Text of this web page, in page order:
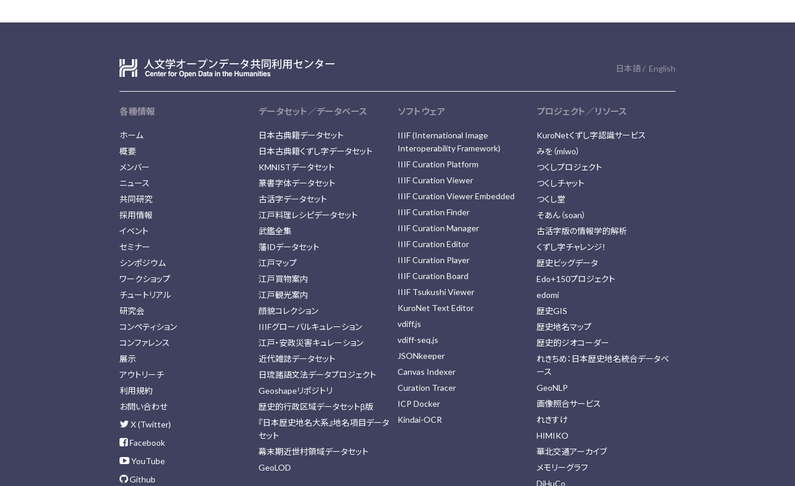
日本語 English
各種情報
ホーム
概要
メンバー
ニュース
共同研究
採用情報
イベント
セミナー
シンポジウム
ワークショップ
チュートリアル
研究会
コンペティション
コンファレンス
展示
アウトリーチ
利用規約
お問い合わせ
X (Twitter)
Facebook
YouTube
Github
データセット／データベース
日本古典籍データセット
日本古典籍くずし字データセット
KMNISTデータセット
篆書字体データセット
古活字データセット
江戸料理レシピデータセット
武鑑全集
藩IDデータセット
江戸マップ
江戸買物案内
江戸観光案内
顔貌コレクション
IIIFグローバルキュレーション
江戸・安政災害キュレーション
近代雑誌データセット
日琉諸語文法データプロジェクト
Geoshapeリポジトリ
歴史的行政区域データセットβ版
『日本歴史地名大系』地名項目データ
セット
幕末期近世村領域データセット
GeoLOD
ソフトウェア
IIIF (International Image
Interoperability Framework)
IIIF Curation Platform
IIIF Curation Viewer
IIIF Curation Viewer Embedded
IIIF Curation Finder
IIIF Curation Manager
IIIF Curation Editor
IIIF Curation Player
IIIF Curation Board
IIIF Tsukushi Viewer
KuroNet Text Editor
vdiff.js
vdiff-seq.js
JSONkeeper
Canvas Indexer
Curation Tracer
ICP Docker
Kindai-OCR
プロジェクト／リソース
KuroNetくずし字認識サービス
みを（miwo）
つくしプロジェクト
つくしチャット
つくし堂
そあん（soan）
古活字版の情報学的解析
くずし字チャレンジ！
歴史ビッグデータ
Edo+150プロジェクト
edomi
歴史GIS
歴史地名マップ
歴史的ジオコーダー
れきちめ：日本歴史地名統合データベ
ース
GeoNLP
画像照合サービス
れきすけ
HIMIKO
華北交通アーカイブ
メモリーグラフ
DiHuCo